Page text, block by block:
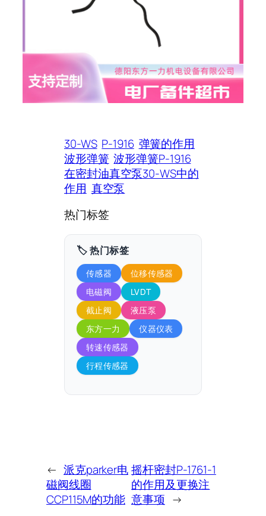
30-WS P-1916 弹簧的作用
波形弹簧 波形弹簧P-1916
在密封油真空泵30-WS中的
作用 真空泵
热门标签
🏷️ 热门标签
传感器
位移传感器
电磁阀
LVDT
截止阀
液压泵
东方一力
仪器仪表
转速传感器
行程传感器
← 派克parker电
磁阀线圈
CCP115M的功能
摇杆密封P-1761-1
的作用及更换注
意事项 →